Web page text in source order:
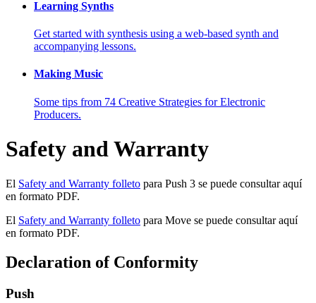
Learning Synths
Get started with synthesis using a web-based synth and
accompanying lessons.
Making Music
Some tips from 74 Creative Strategies for Electronic
Producers.
Safety and Warranty
El Safety and Warranty folleto para Push 3 se puede consultar aquí
en formato PDF.
El Safety and Warranty folleto para Move se puede consultar aquí
en formato PDF.
Declaration of Conformity
Push